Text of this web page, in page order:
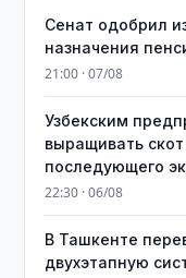
Сенат одобрил
назначения
21:00 · 07/08
Узбекским
выращивать
последующего
22:30 · 06/08
В Ташкенте
двухэтапную